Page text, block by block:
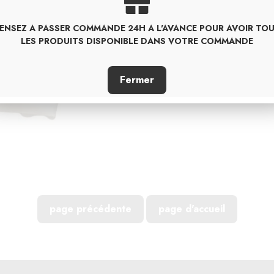
A PASSER COMMANDE 24H A L'AVANCE POUR AVOIR
LES PRODUITS DISPONIBLE DANS VOTRE COMMANDE
PARTAGER